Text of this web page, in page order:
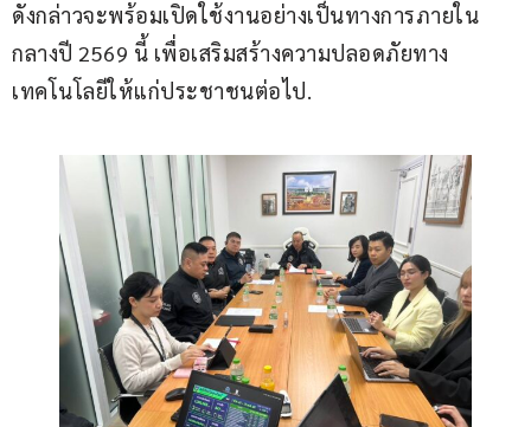
ดังกล่าวจะพร้อมเปิดใช้งานอย่างเป็นทางการภายใน
กลางปี 2569 นี้ เพื่อเสริมสร้างความปลอดภัยทาง
เทคโนโลยีให้แก่ประชาชนต่อไป.